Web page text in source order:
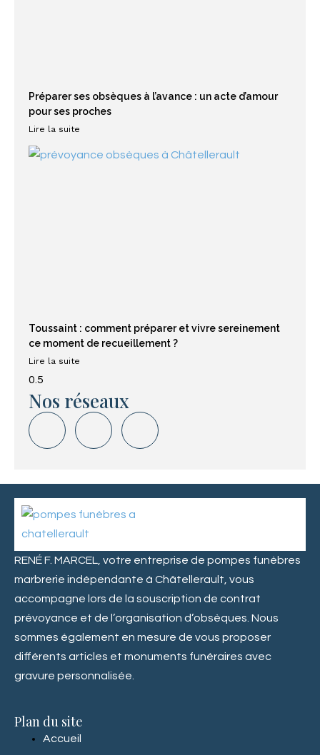
Préparer ses obsèques à l’avance : un acte d’amour
pour ses proches
Lire la suite
Toussaint : comment préparer et vivre sereinement
ce moment de recueillement ?
Lire la suite
Nos réseaux
RENÉ F. MARCEL, votre entreprise de pompes funèbres
marbrerie indépendante à Châtellerault, vous
accompagne lors de la souscription de contrat
prévoyance et de l’organisation d’obsèques. Nous
sommes également en mesure de vous proposer
différents articles et monuments funéraires avec
gravure personnalisée.
Plan du site
Accueil